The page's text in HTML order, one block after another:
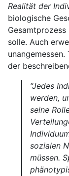
Realität der
biologische
solle. Auch
der
“Jedes
werden,
seine
sozialen
müssen.